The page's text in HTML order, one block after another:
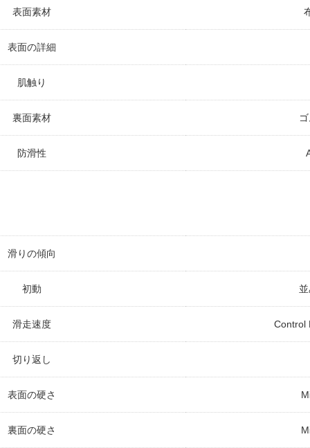
表面素材
表面の詳細
肌触り
裏面素材
防滑性
滑りの傾向
初動
滑走速度 Control
切り返し
表面の硬さ
裏面の硬さ